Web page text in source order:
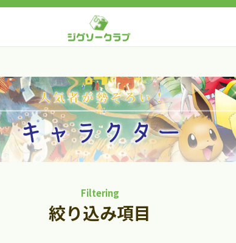
Filtering
絞り込み項目